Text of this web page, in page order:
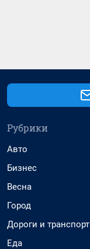
Рубрики
Авто
Бизнес
Весна
Город
Дороги и транспорт
Еда